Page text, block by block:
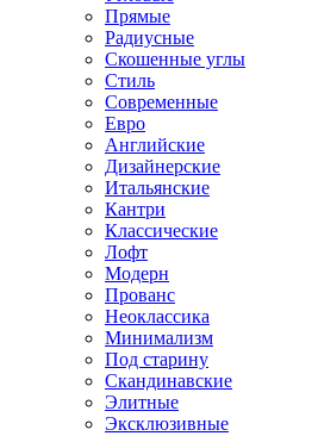
Прямые
Радиусные
Скошенные углы
Стиль
Современные
Евро
Английские
Дизайнерские
Итальянские
Кантри
Классические
Лофт
Модерн
Прованс
Неоклассика
Минимализм
Под старину
Скандинавские
Элитные
Эксклюзивные